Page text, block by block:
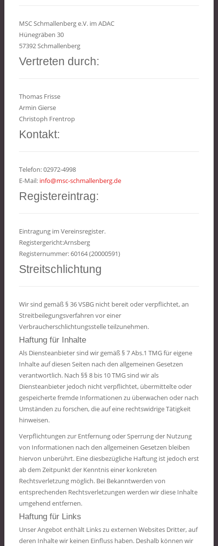
MSC Schmallenberg e.V. im ADAC
Hünegräben 30
57392 Schmallenberg
Vertreten durch:
Thomas Frisse
Armin Gierse
Christoph Frentrop
Kontakt:
Telefon: 02972-4998
E-Mail: info@msc-schmallenberg.de
Registereintrag:
Eintragung im Vereinsregister.
Registergericht:Arnsberg
Registernummer: 60164 (20000591)
Streitschlichtung
Wir sind gemäß § 36 VSBG nicht bereit oder verpflichtet, an
Streitbeilegungsverfahren vor einer
Verbraucherschlichtungsstelle teilzunehmen.
Haftung für Inhalte
Als Diensteanbieter sind wir gemäß § 7 Abs.1 TMG für eigene
Inhalte auf diesen Seiten nach den allgemeinen Gesetzen
verantwortlich. Nach §§ 8 bis 10 TMG sind wir als
Diensteanbieter jedoch nicht verpflichtet, übermittelte oder
gespeicherte fremde Informationen zu überwachen oder nach
Umständen zu forschen, die auf eine rechtswidrige Tätigkeit
hinweisen.
Verpflichtungen zur Entfernung oder Sperrung der Nutzung
von Informationen nach den allgemeinen Gesetzen bleiben
hiervon unberührt. Eine diesbezügliche Haftung ist jedoch erst
ab dem Zeitpunkt der Kenntnis einer konkreten
Rechtsverletzung möglich. Bei Bekanntwerden von
entsprechenden Rechtsverletzungen werden wir diese Inhalte
umgehend entfernen.
Haftung für Links
Unser Angebot enthält Links zu externen Websites Dritter, auf
deren Inhalte wir keinen Einfluss haben. Deshalb können wir